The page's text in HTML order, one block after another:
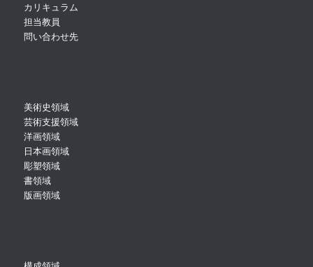
カリキュラム
担当教員
問い合わせ先
美術史領域
芸術支援領域
洋画領域
日本画領域
彫塑領域
書領域
版画領域